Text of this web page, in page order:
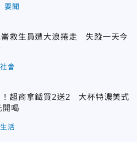
要聞
崙救生員遭大浪捲走 失蹤一天今
社會
！超商拿鐵買2送2 大杯特濃美式
開喝
生活